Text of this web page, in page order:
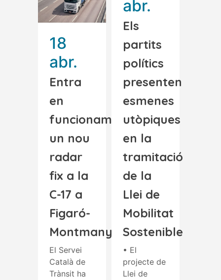
18
abr.
Entra
en
funcionament
un nou
radar
fix a la
C-17 a
Figaró-
Montmany
El Servei
Català de
Trànsit ha
abr.
Els
partits
polítics
presenten
esmenes
utòpiques
en la
tramitació
de la
Llei de
Mobilitat
Sostenible
• El
projecte de
Llei de